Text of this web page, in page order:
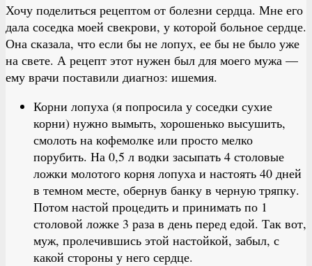
Хочу поделиться рецептом от болезни сердца. Мне его
дала соседка моей свекрови, у которой больное сердце.
Она сказала, что если бы не лопух, ее бы не было уже
на свете. А рецепт этот нужен был для моего мужа —
ему врачи поставили диагноз: ишемия.
Корни лопуха (я попросила у соседки сухие
корни) нужно вымыть, хорошенько высушить,
смолоть на кофемолке или просто мелко
порубить. На 0,5 л водки засыпать 4 столовые
ложки молотого корня лопуха и настоять 40 дней
в темном месте, обернув банку в черную тряпку.
Потом настой процедить и принимать по 1
столовой ложке 3 раза в день перед едой. Так вот,
муж, пролечившись этой настойкой, забыл, с
какой стороны у него сердце.